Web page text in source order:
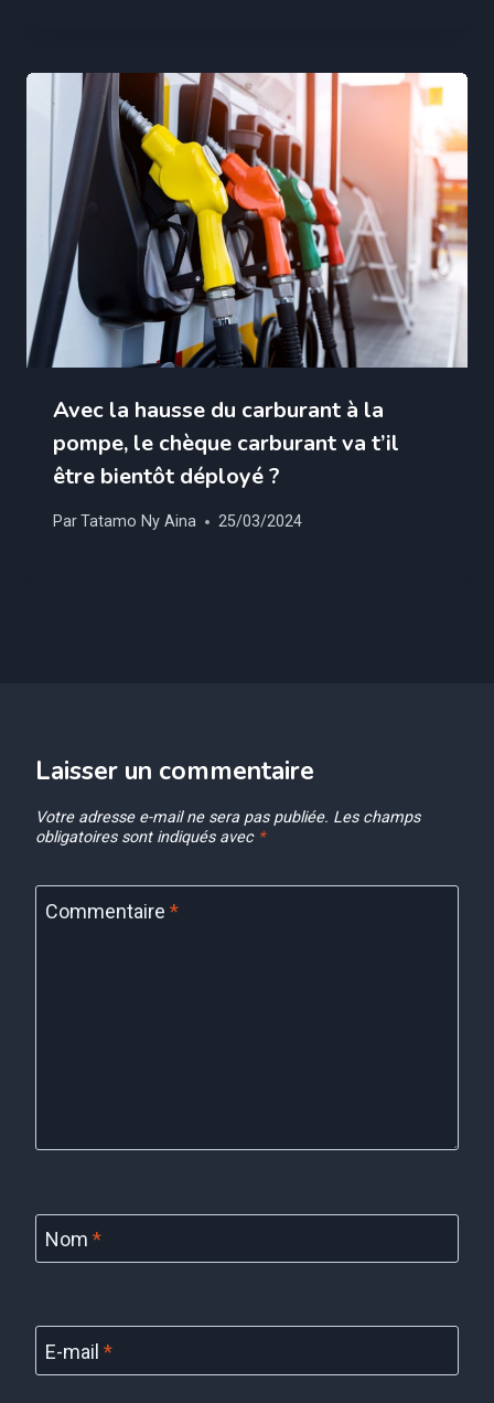
Avec la hausse du carburant à la
pompe, le chèque carburant va t’il
être bientôt déployé ?
ParTatamo Ny Aina 25/03/2024
Laisser un commentaire
Votre adresse e-mail ne sera pas publiée. Les champs
obligatoires sont indiqués avec *
Commentaire *
Nom *
E-mail *